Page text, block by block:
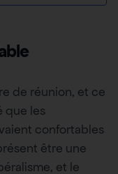
de réunion, et ce
que les
confortables
être une
et le